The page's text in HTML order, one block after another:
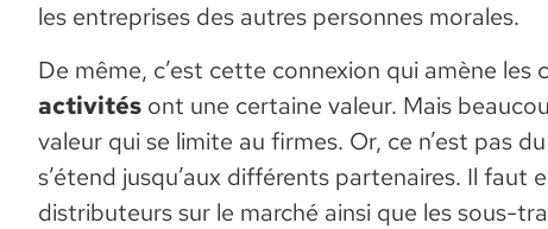
les entreprises des autres personnes morales.
De même, c’est cette connexion qui amène les
activités ont une certaine valeur. Mais
valeur qui se limite au firmes. Or, ce n’est pas
s’étend jusqu’aux différents partenaires. Il faut
distributeurs sur le marché ainsi que les sous-